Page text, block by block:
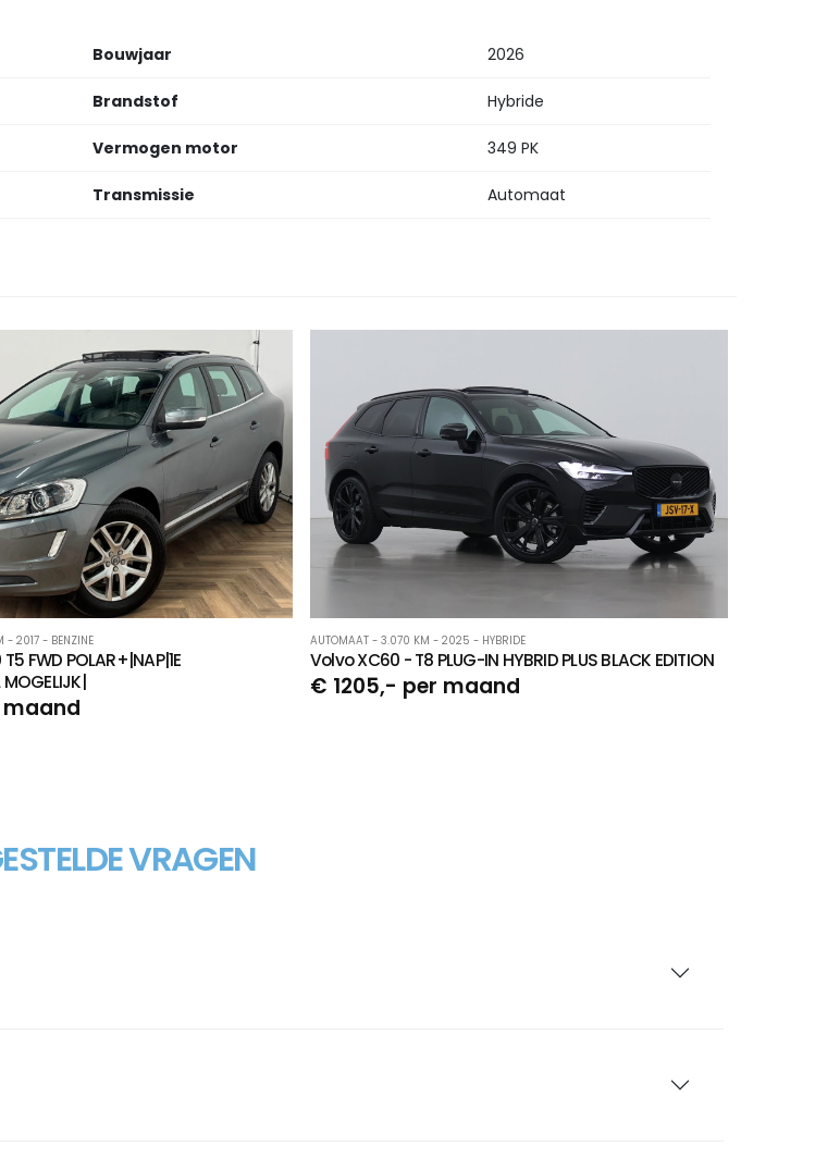
Bouwjaar 2026
Brandstof Hybride
Vermogen motor 349 PK
Transmissie Automaat
2017 - BENZINE
FWD POLAR+|NAP|1E
AUTOMAAT - 3.070 KM - 2025 - HYBRIDE
Volvo XC60 - T8 PLUG-IN HYBRID PLUS BLACK EDITION
€ 1205,- per maand
VRAGEN